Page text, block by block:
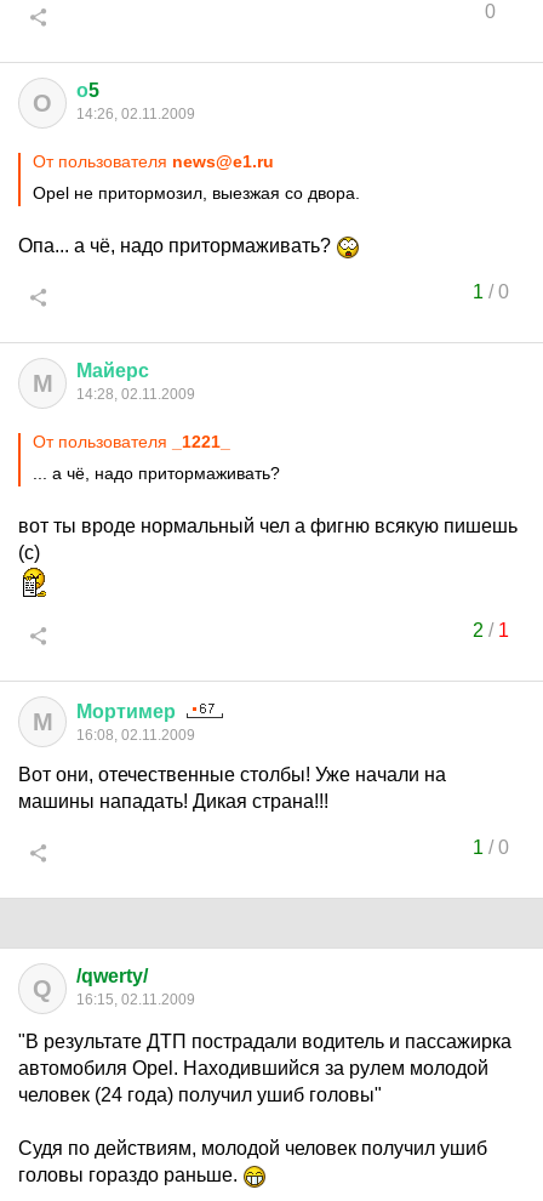
0
О о5
14:26, 02.11.2009
От пользователя news@e1.ru
Opel не притормозил, выезжая со двора.
Опа... а чё, надо притормаживать?
1 /0
М Майерс
14:28, 02.11.2009
От пользователя
_1221_
... а чё, надо притормаживать?
вот ты вроде нормальный чел а фигню всякую пишешь
(с)
2 / 1
М Мортимер
16:08, 02.11.2009
Вот они, отечественные столбы! Уже начали на
машины нападать! Дикая страна!!!
1 /0
Q /qwerty/
16:15, 02.11.2009
"В результате ДТП пострадали водитель и пассажирка
автомобиля Opel. Находившийся за рулем молодой
человек (24 года) получил ушиб головы"
Судя по действиям, молодой человек получил ушиб
головы гораздо раньше.